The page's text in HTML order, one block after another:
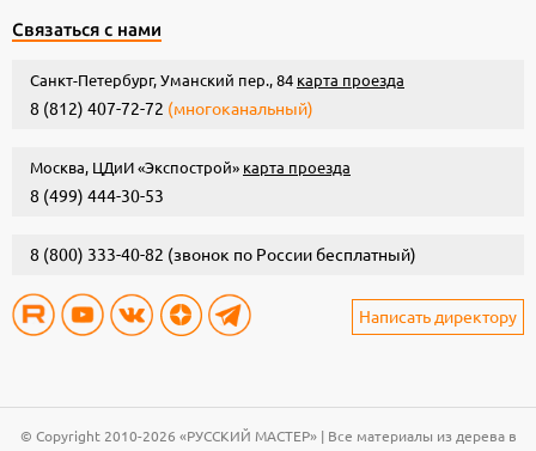
Связаться с нами
Санкт-Петербург, Уманский пер., 84 карта проезда
8 (812) 407-72-72 (многоканальный)
Москва, ЦДиИ «Экспострой» карта проезда
8 (499) 444-30-53
8 (800) 333-40-82 (звонок по России бесплатный)
Написать директору
© Copyright 2010-2026 «РУССКИЙ МАСТЕР» | Все материалы из дерева в